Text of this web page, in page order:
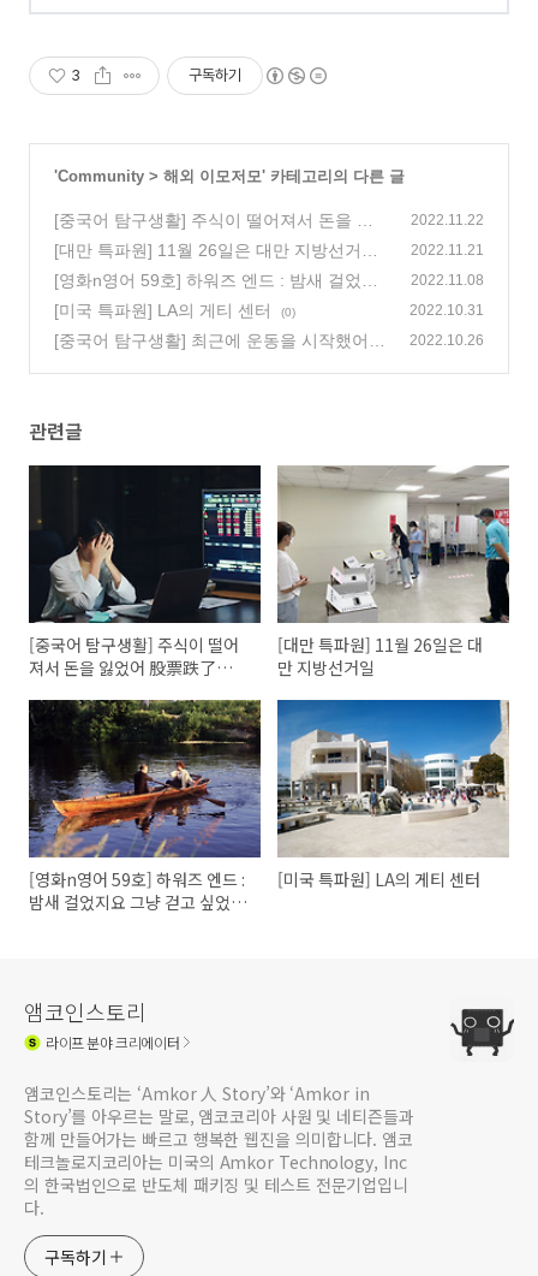
3 구독하기
'Community > 해외 이모저모' 카테고리의 다른 글
[중국어 탐구생활] 주식이 떨어져서 돈을 잃
었어 股票跌了很多亏本钱了
(0)
2022.11.22
[대만 특파원] 11월 26일은 대만 지방선거일
(0)
2022.11.21
[영화n영어 59호] 하워즈 엔드 : 밤새 걸었지
요 그냥 걷고 싶었습니다
(0)
2022.11.08
[미국 특파원] LA의 게티 센터 (0) 2022.10.31
[중국어 탐구생활] 최근에 운동을 시작했어
2022.10.26
관련글
[중국어 탐구생활] 주식이 떨어
져서 돈을 잃었어 股票跌了很
[대만 특파원] 11월 26일은 대
만 지방선거일
[영화n영어 59호] 하워즈 엔드 :
밤새 걸었지요 그냥 걷고 싶었습
[미국 특파원] LA의 게티 센터
앰코인스토리
라이프분야 크리에이터
앰코인스토리는 ‘Amkor 人 Story’와 ‘Amkor in
Story’를 아우르는 말로, 앰코코리아 사원 및 네티즌들과
함께 만들어가는 빠르고 행복한 웹진을 의미합니다. 앰코
테크놀로지코리아는 미국의 Amkor Technology, Inc
의 한국법인으로 반도체 패키징 및 테스트 전문기업입니
다.
구독하기